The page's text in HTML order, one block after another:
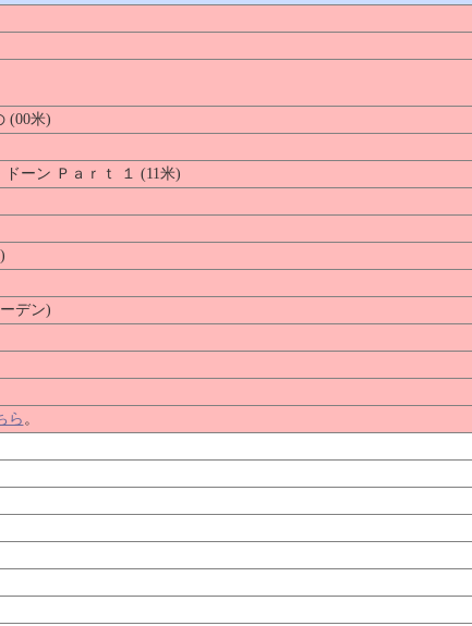
(00米)
ーン Ｐａｒｔ １ (11米)
デン)
ら 。